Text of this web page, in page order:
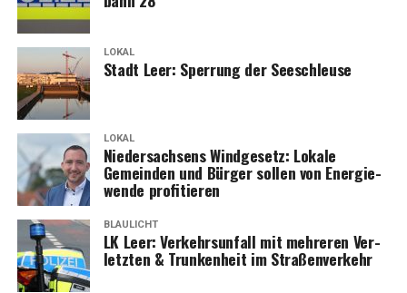
LOKAL
Stadt Leer: Sper­rung der Seeschleuse
LOKAL
Nie­der­sach­sens Wind­ge­setz: Loka­le
Gemein­den und Bür­ger sol­len von Ener­gie­
wen­de profitieren
BLAULICHT
LK Leer: Ver­kehrs­un­fall mit meh­re­ren Ver­
letz­ten & Trun­ken­heit im Straßenverkehr